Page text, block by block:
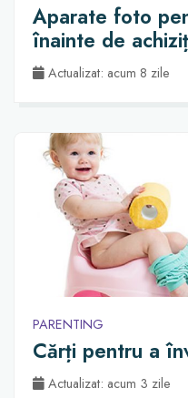
Aparate foto
înainte de
Actualizat: acum 8 zile
PARENTING
Cărți pentru a
Actualizat: acum 3 zile